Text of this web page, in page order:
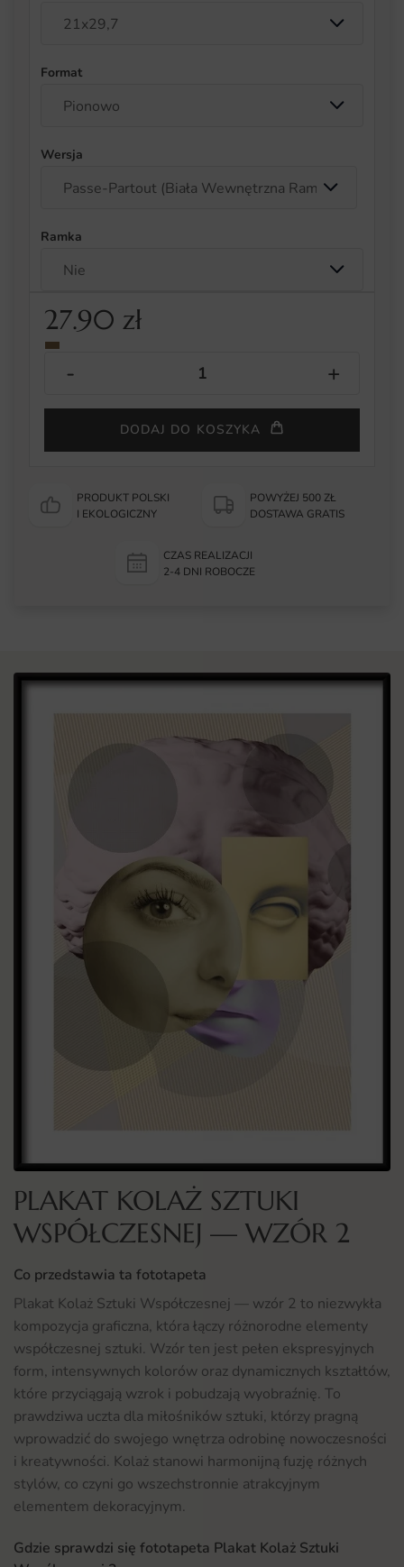
Format
Wersja
Ramka
27.90 zł
DODAJ DO KOSZYKA
PRODUKT POLSKI
I EKOLOGICZNY
POWYŻEJ 500 ZŁ
DOSTAWA GRATIS
CZAS REALIZACJI
2-4 DNI ROBOCZE
PLAKAT KOLAŻ SZTUKI
WSPÓŁCZESNEJ — WZÓR 2
Co przedstawia ta fototapeta
Plakat Kolaż Sztuki Współczesnej — wzór 2 to niezwykła
kompozycja graficzna, która łączy różnorodne elementy
współczesnej sztuki. Wzór ten jest pełen ekspresyjnych
form, intensywnych kolorów oraz dynamicznych kształtów,
które przyciągają wzrok i pobudzają wyobraźnię. To
prawdziwa uczta dla miłośników sztuki, którzy pragną
wprowadzić do swojego wnętrza odrobinę nowoczesności
i kreatywności. Kolaż stanowi harmonijną fuzję różnych
stylów, co czyni go wszechstronnie atrakcyjnym
elementem dekoracyjnym.
Gdzie sprawdzi się fototapeta Plakat Kolaż Sztuki